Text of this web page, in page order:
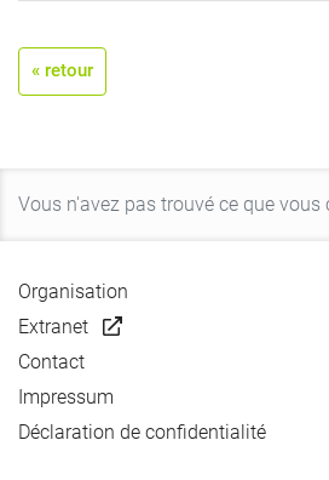
« retour
Organisation
Extranet
Contact
Impressum
Déclaration de confidentialité